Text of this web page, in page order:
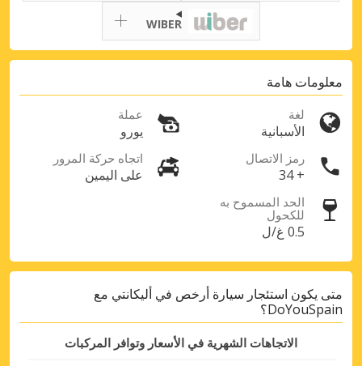
WIBER
معلومات هامة
لغة
الأسبانية
عملة
يورو
رمز الاتصال
+ 34
اتجاه حركة المرور
على اليمين
الحد المسموح به
للكحول
0.5 غ/ل
متى يكون استئجار سيارة أرخص في أليكانتي مع
DoYouSpain؟
الاتجاهات الشهرية في الأسعار وتوافر المركبات